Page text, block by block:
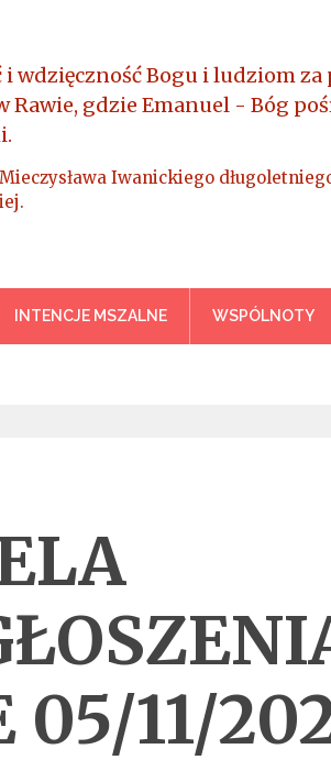
Wszechświata –
i wdzięczność Bogu i ludziom za
Rawie, gdzie Emanuel - Bóg
Iwanickiego
INTENCJE MSZALNE WSPÓLNOTY
05/11/